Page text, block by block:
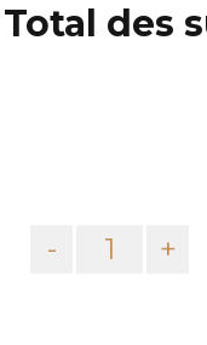
Total des
- +